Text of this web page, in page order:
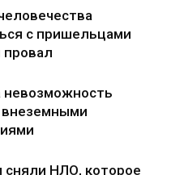
с пришельцами
невозможность
внеземными
сняли НЛО, которое